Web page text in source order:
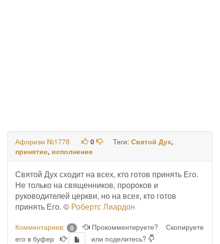
Афоризм №1778 0 Теги: Святой Дух,
принятие, исполнение
Святой Дух сходит на всех, кто готов принять Его.
Не только на священников, пророков и
руководителей церкви, но на всех, кто готов
принять Его. © Робертс Лиардон
Комментариев: 0 Прокомментируете?
Скопируете
его в буфер
или поделитесь?